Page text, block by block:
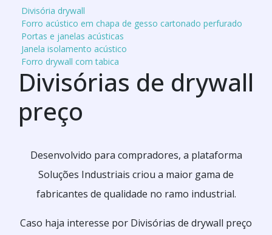
Divisória drywall
Forro acústico em chapa de gesso cartonado perfurado
Portas e janelas acústicas
Janela isolamento acústico
Forro drywall com tabica
Divisórias de drywall
preço
Desenvolvido para compradores, a plataforma
Soluções Industriais criou a maior gama de
fabricantes de qualidade no ramo industrial.
Caso haja interesse por Divisórias de drywall preço